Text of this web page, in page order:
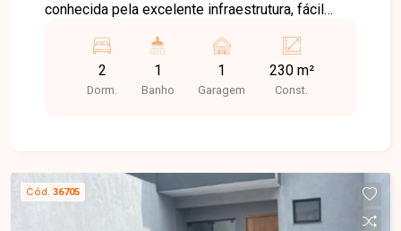
conhecida pela excelente infraestrutura, fácil
variedade de comércios, escolas,
supermercados e serviços essenciais. O bairro
oferece praticidade e qualidade de vida para toda
com rack e painel, 3 quartos sendo 1 com móveis
de escritório, banheiro social com box, cozinha
com armários, hall com espelho, área de serviço
2
Dorm.
1
Banho
1
Garagem
230 m²
Const.
Cód. 36705